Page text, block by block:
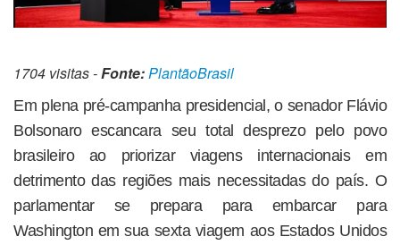
1704 visitas -Fonte:PlantãoBrasil
Em plena pré-campanha presidencial, o senador Flávio
Bolsonaro escancara seu total desprezo pelo povo
brasileiro ao priorizar viagens internacionais em
detrimento das regiões mais necessitadas do país. O
parlamentar se prepara para embarcar para
Washington em sua sexta viagem aos Estados Unidos